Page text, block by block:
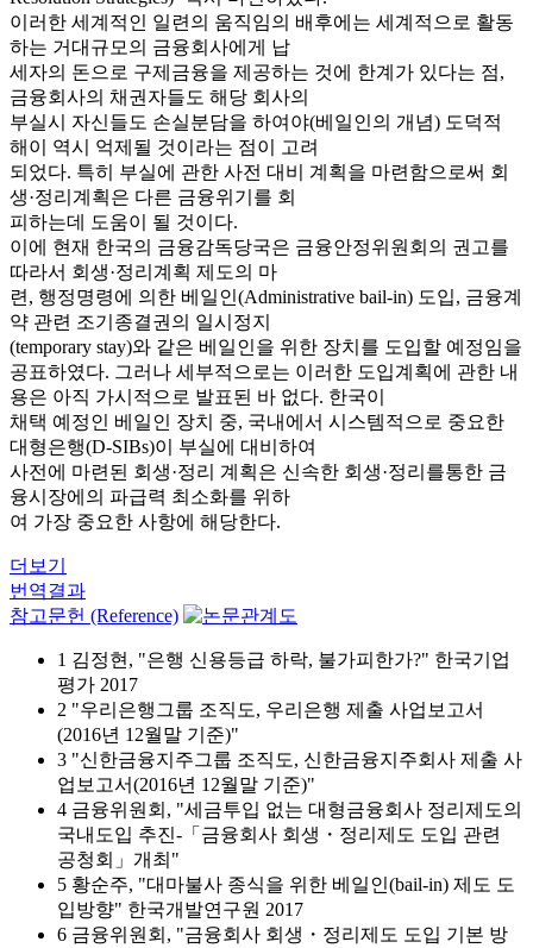
이러한 세계적인 일련의 움직임의 배후에는 세계적으로 활동
하는 거대규모의 금융회사에게 납
세자의 돈으로 구제금융을 제공하는 것에 한계가 있다는 점,
금융회사의 채권자들도 해당 회사의
부실시 자신들도 손실분담을 하여야(베일인의 개념) 도덕적
해이 역시 억제될 것이라는 점이 고려
되었다. 특히 부실에 관한 사전 대비 계획을 마련함으로써 회
생·정리계획은 다른 금융위기를 회
피하는데 도움이 될 것이다.
이에 현재 한국의 금융감독당국은 금융안정위원회의 권고를
따라서 회생·정리계획 제도의 마
련, 행정명령에 의한 베일인(Administrative bail-in) 도입, 금융계
약 관련 조기종결권의 일시정지
(temporary stay)와 같은 베일인을 위한 장치를 도입할 예정임을
공표하였다. 그러나 세부적으로는 이러한 도입계획에 관한 내
용은 아직 가시적으로 발표된 바 없다. 한국이
채택 예정인 베일인 장치 중, 국내에서 시스템적으로 중요한
대형은행(D-SIBs)이 부실에 대비하여
사전에 마련된 회생·정리 계획은 신속한 회생·정리를통한 금
융시장에의 파급력 최소화를 위하
여 가장 중요한 사항에 해당한다.
더보기
번역결과
참고문헌 (Reference)
1 김정현, "은행 신용등급 하락, 불가피한가?" 한국기업
평가 2017
2 "우리은행그룹 조직도, 우리은행 제출 사업보고서
(2016년 12월말 기준)"
3 "신한금융지주그룹 조직도, 신한금융지주회사 제출 사
업보고서(2016년 12월말 기준)"
4 금융위원회, "세금투입 없는 대형금융회사 정리제도의
국내도입 추진-「금융회사 회생・정리제도 도입 관련
공청회」개최"
5 황순주, "대마불사 종식을 위한 베일인(bail-in) 제도 도
입방향" 한국개발연구원 2017
6 금융위원회, "금융회사 회생・정리제도 도입 기본 방